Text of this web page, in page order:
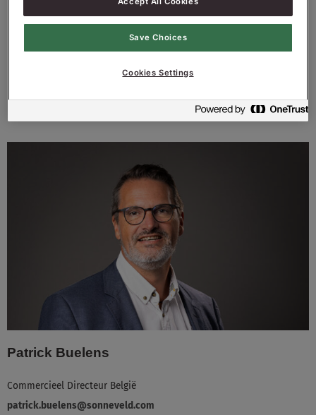
Patrick Buelens
Commercieel Directeur België
patrick.buelens@sonneveld.com
Save Choices
Cookies Settings